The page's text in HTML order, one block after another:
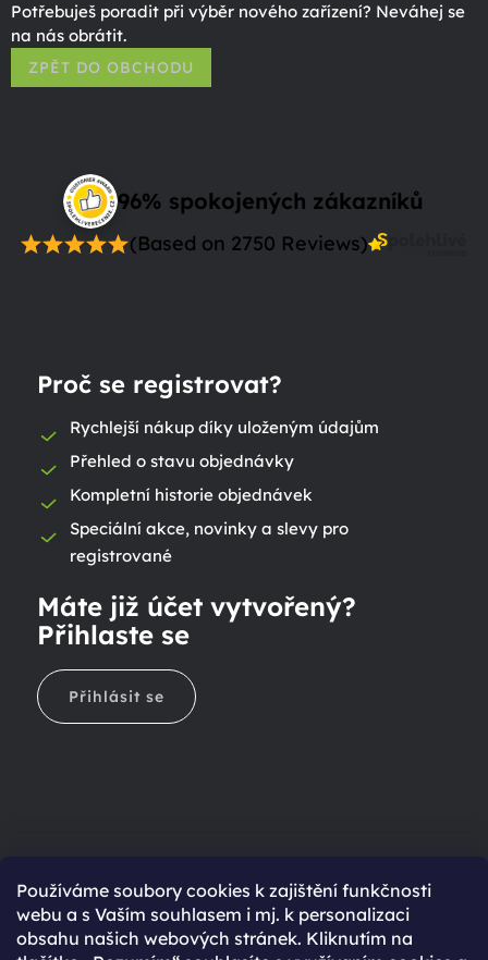
Používáme soubory cookies k zajištění funkčnosti
webu a s Vaším souhlasem i mj. k personalizaci
obsahu našich webových stránek. Kliknutím na
Potřebuješ poradit při výběr nového zařízení? Neváhej se
na nás obrátit.
ZPĚT DO OBCHODU
96% spokojených zákazníků
(Based on 2750 Reviews)
Proč se registrovat?
Rychlejší nákup díky uloženým údajům
Přehled o stavu objednávky
Kompletní historie objednávek
Speciální akce, novinky a slevy pro
registrované
Máte již účet vytvořený?
Přihlaste se
Přihlásit se
Ještě nemáte účet?
Rychlejší nákup díky uloženým údajům